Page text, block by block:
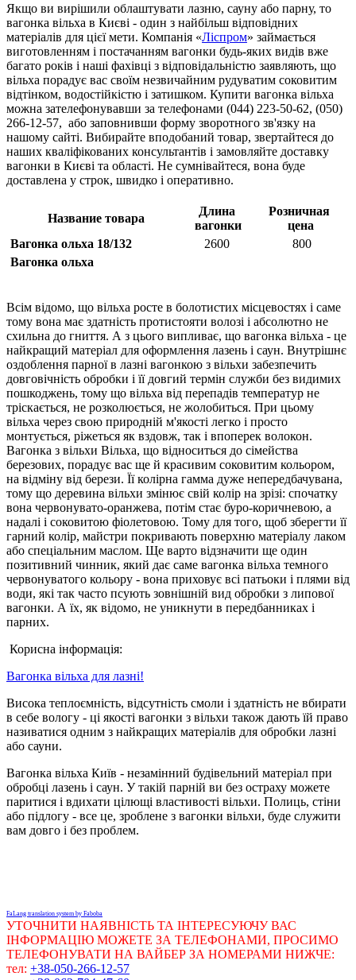
Якщо ви вирішили облаштувати лазню, сауну або парну, то
вагонка вільха в Києві - один з найбільш відповідних
матеріалів для цієї мети. Компанія «Ліспром» займається
виготовленням і постачанням вагонки будь-яких видів вже
багато років і наші фахівці з відповідальністю заявляють, що
вільха порадує вас своїм незвичайним рудуватим соковитим
відтінком, водостійкістю і затишком. Купити вагонка вільха
можна зателефонувавши за телефонами (044) 223-50-62, (050)
266-12-57, або заповнивши форму зворотного зв'язку на
нашому сайті. Вибирайте вподобаний товар, звертайтеся до
наших кваліфікованих консультантів і замовляйте доставку
вагонки в Києві та області. Не сумнівайтеся, вона буде
доставлена ​​у строк, швидко і оперативно.
Название товара
Длина
вагонки
Розничная
цена
Вагонка ольха 18/132
2600
800
Вагонка ольха
Всім відомо, що вільха росте в болотистих місцевостях і саме
тому вона має здатність протистояти волозі і абсолютно не
схильна до гниття. А з цього випливає, що вагонка вільха - це
найкращий матеріал для оформлення лазень і саун. Внутрішнє
оздоблення парної в лазні вагонкою з вільхи забезпечить
довговічність обробки і її довгий термін служби без видимих
пошкоджень, тому що вільха від перепадів температур не
тріскається, не розколюється, не жолобиться. При цьому
вільха через свою природній м'якості легко і просто
монтується, ріжеться як вздовж, так і впоперек волокон.
Вагонка з вільхи Вільха, що відноситься до сімейства
березових, порадує вас ще й красивим соковитим кольором,
на відміну від берези. Її колірна гамма дуже непередбачувана,
тому що деревина вільхи змінює свій колір на зрізі: спочатку
вона червонувато-оранжева, потім стає буро-коричневою, а
надалі і соковитою фіолетовою. Тому для того, щоб зберегти її
гарний колір, майстри покривають поверхню матеріалу лаком
або спеціальним маслом. Ще варто відзначити ще один
позитивний чинник, який дає саме вагонка вільха темного
червонуватого кольору - вона приховує всі патьоки і плями від
води, які так часто псують зовнішній вид обробки з липової
вагонки. А їх, як відомо, не уникнути в передбанниках і
парних.
Корисна інформація:
Вагонка вільха для лазні!
Висока теплоємність, відсутність смоли і здатність не вбирати
в себе вологу - ці якості вагонки з вільхи також дають їй право
називатися одним з найкращих матеріалів для обробки лазні
або сауни.
Вагонка вільха Київ - незамінний будівельний матеріал при
обробці лазень і саун. У такій парній ви без остраху можете
паритися і вдихати цілющі властивості вільхи. Полиць, стіни
або підлогу - все це, зроблене з вагонки вільхи, буде служити
вам довго і без проблем.
FaLang translation system by Faboba
УТОЧНИТИ НАЯВНІСТЬ ТА ІНТЕРЕСУЮЧУ ВАС
ІНФОРМАЦІЮ МОЖЕТЕ ЗА ТЕЛЕФОНАМИ, ПРОСИМО
ТЕЛЕФОНУВАТИ НА ВАЙБЕР ЗА НОМЕРАМИ НИЖЧЕ:
тел: +38-050-266-12-57